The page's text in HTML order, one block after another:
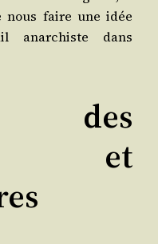
faire une idée
anar­chiste dans
des
et